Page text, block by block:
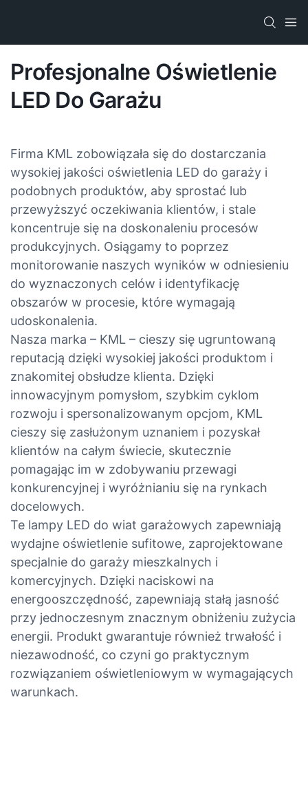
Profesjonalne Oświetlenie
LED Do Garażu
Firma KML zobowiązała się do dostarczania
wysokiej jakości oświetlenia LED do garaży i
podobnych produktów, aby sprostać lub
przewyższyć oczekiwania klientów, i stale
koncentruje się na doskonaleniu procesów
produkcyjnych. Osiągamy to poprzez
monitorowanie naszych wyników w odniesieniu
do wyznaczonych celów i identyfikację
obszarów w procesie, które wymagają
udoskonalenia.
Nasza marka – KML – cieszy się ugruntowaną
reputacją dzięki wysokiej jakości produktom i
znakomitej obsłudze klienta. Dzięki
innowacyjnym pomysłom, szybkim cyklom
rozwoju i spersonalizowanym opcjom, KML
cieszy się zasłużonym uznaniem i pozyskał
klientów na całym świecie, skutecznie
pomagając im w zdobywaniu przewagi
konkurencyjnej i wyróżnianiu się na rynkach
docelowych.
Te lampy LED do wiat garażowych zapewniają
wydajne oświetlenie sufitowe, zaprojektowane
specjalnie do garaży mieszkalnych i
komercyjnych. Dzięki naciskowi na
energooszczędność, zapewniają stałą jasność
przy jednoczesnym znacznym obniżeniu zużycia
energii. Produkt gwarantuje również trwałość i
niezawodność, co czyni go praktycznym
rozwiązaniem oświetleniowym w wymagających
warunkach.